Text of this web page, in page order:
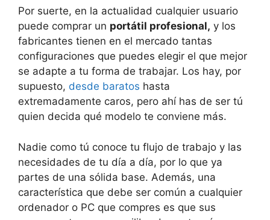
Por suerte, en la actualidad cualquier usuario
puede comprar un portátil profesional, y los
fabricantes tienen en el mercado tantas
configuraciones que puedes elegir el que mejor
se adapte a tu forma de trabajar. Los hay, por
supuesto, desde baratos hasta
extremadamente caros, pero ahí has de ser tú
quien decida qué modelo te conviene más.
Nadie como tú conoce tu flujo de trabajo y las
necesidades de tu día a día, por lo que ya
partes de una sólida base. Además, una
característica que debe ser común a cualquier
ordenador o PC que compres es que sus